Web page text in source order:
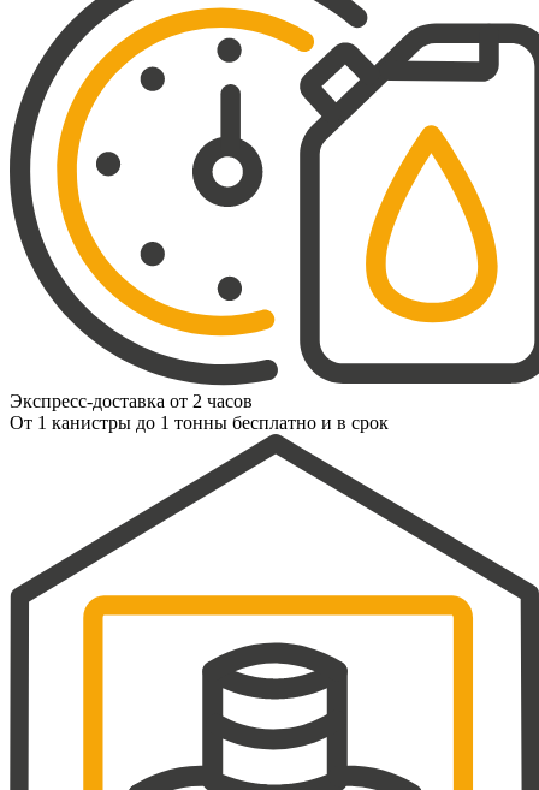
Экспресс-доставка от 2 часов
От 1 канистры до 1 тонны бесплатно и в срок